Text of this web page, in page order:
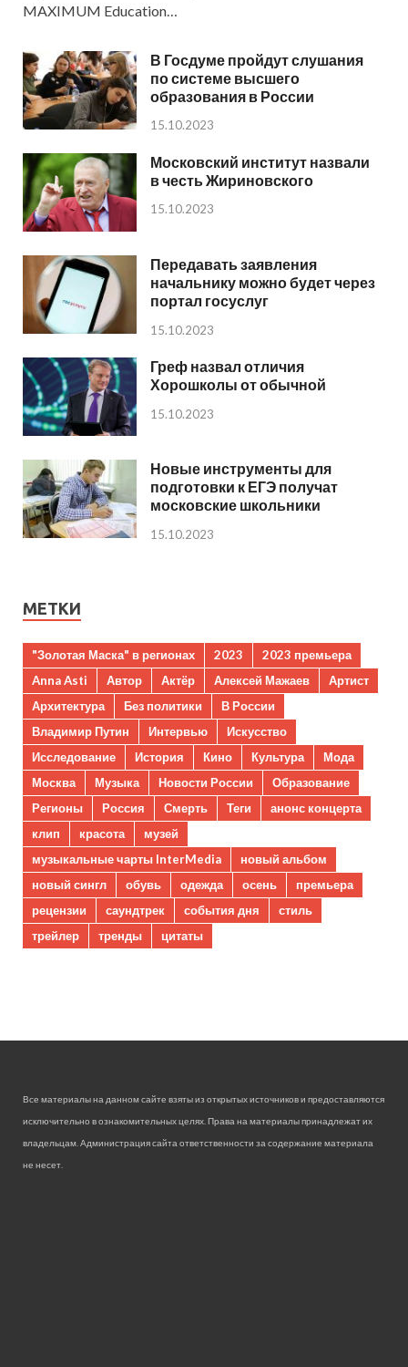
MAXIMUM Education…
В Госдуме пройдут слушания
по системе высшего
образования в России
15.10.2023
Московский институт назвали
в честь Жириновского
15.10.2023
Передавать заявления
начальнику можно будет через
портал госуслуг
15.10.2023
Греф назвал отличия
Хорошколы от обычной
15.10.2023
Новые инструменты для
подготовки к ЕГЭ получат
московские школьники
15.10.2023
МЕТКИ
"Золотая Маска" в регионах 2023
2023 премьера
Anna Asti
Автор Актёр Алексей Мажаев
Артист
Архитектура
Без политики
В России
Владимир Путин
Интервью
Искусство
Исследование
История Кино Культура
Мода
Москва
Музыка Новости России
Образование
Регионы
Россия Смерть Теги
анонс концерта
клип
красота
музей
музыкальные чарты InterMedia
новый альбом
новый сингл
обувь одежда осень
премьера
рецензии
саундтрек события дня
стиль
трейлер
тренды цитаты
Все материалы на данном сайте взяты из открытых источников и предоставляются
исключительно в ознакомительных целях. Права на материалы принадлежат их
владельцам. Администрация сайта ответственности за содержание материала
не несет.